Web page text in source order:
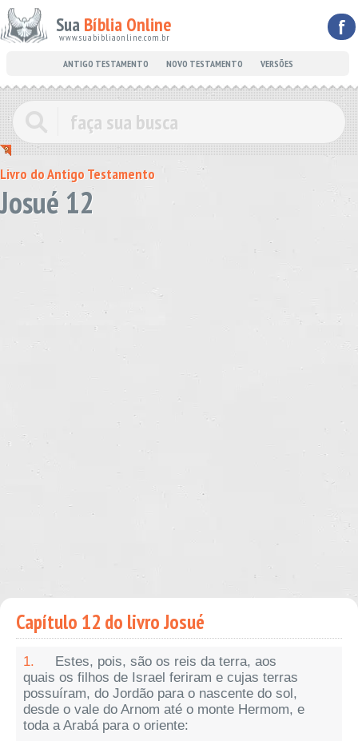
Sua Bíblia Online
www.suabibliaonline.com.br f
ANTIGO TESTAMENTO NOVO TESTAMENTO VERSÕES
Livro do Antigo Testamento
Josué 12
Capítulo 12 do livro Josué
1.
Estes, pois, são os reis da terra, aos
quais os filhos de Israel feriram e cujas terras
possuíram, do Jordão para o nascente do sol,
desde o vale do Arnom até o monte Hermom, e
toda a Arabá para o oriente: